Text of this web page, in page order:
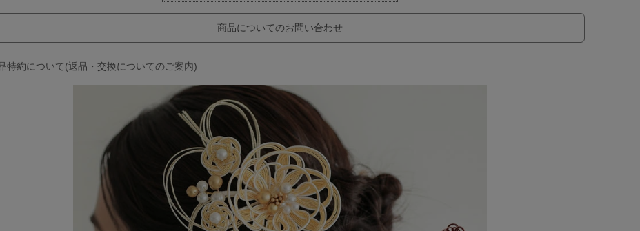
商品についてのお問い合わせ
特約について(返品・交換についてのご案内)